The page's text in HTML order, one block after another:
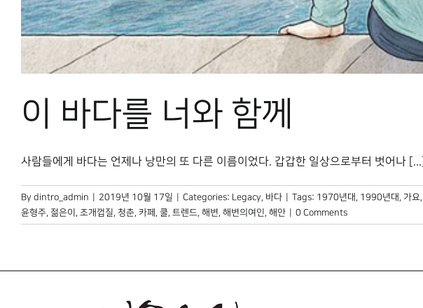
이 바다를 너와 함께
사람들에게 바다는 언제나 낭만의 또 다른 이름이었다. 갑갑한 일상으로부터 벗어나 [...]
By dintro_admin 2019년 10월 17일 Categories: Legacy, 바다 Tags: 1970년대 , 1990년대 , 가요,
윤형주, 젊은이 , 조개껍질, 청춘, 카페 , 쿨, 트렌드, 해변, 해변의여인, 해안 0 Comments